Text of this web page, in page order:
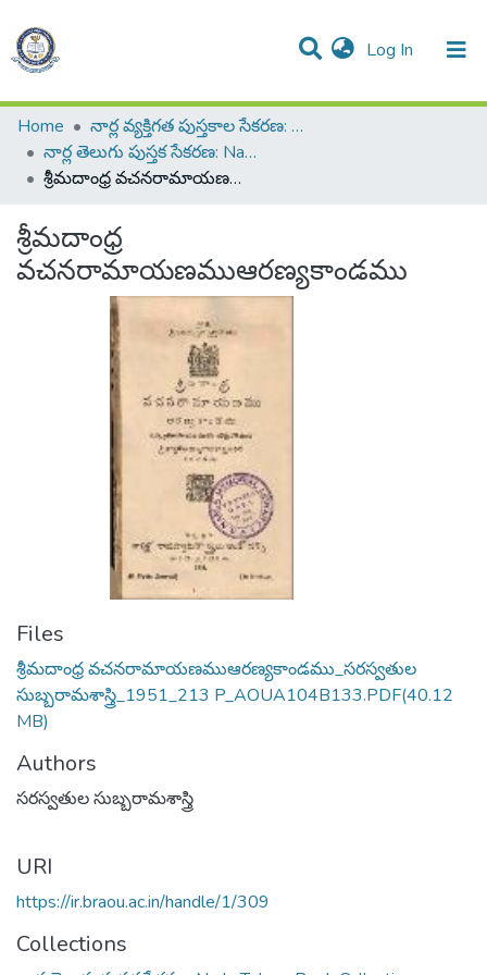
Log In (current)
Statistics
Resources
All of DSpace
Home
నార్ల వ్యక్తిగత పుస్తకాల సేకరణ: Narla Personal Collection of Books
నార్ల తెలుగు పుస్తక సేకరణ: Narla Telugu Book Collection
శ్రీమదాంధ్ర వచనరామాయణముఆరణ్యకాండము
శ్రీమదాంధ్ర
వచనరామాయణముఆరణ్యకాండము
Files
శ్రీమదాంధ్ర వచనరామాయణముఆరణ్యకాండము_సరస్వతుల
సుబ్బరామశాస్త్రి_1951_213 P_AOUA104B133.PDF(40.12
MB)
Authors
సరస్వతుల సుబ్బరామశాస్త్రి
URI
https://ir.braou.ac.in/handle/1/309
Collections